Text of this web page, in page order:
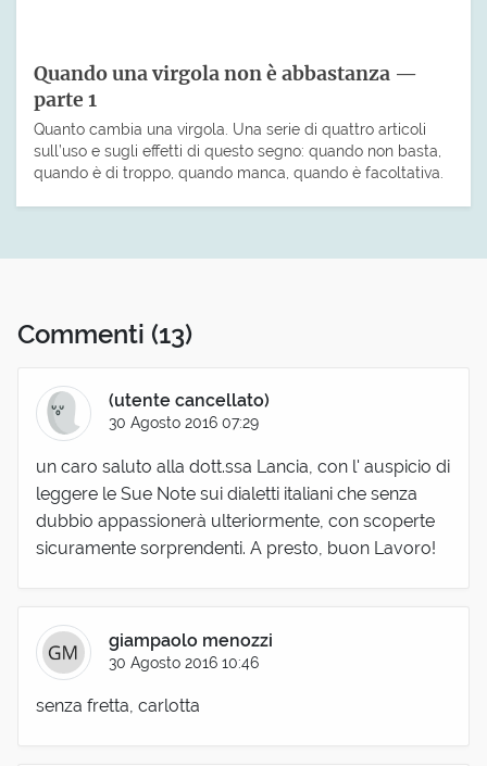
Quando una virgola non è abbastanza —
parte 1
Quanto cambia una virgola. Una serie di quattro articoli
sull’uso e sugli effetti di questo segno: quando non basta,
quando è di troppo, quando manca, quando è facoltativa.
Commenti (13)
(utente cancellato)
30 Agosto 2016 07:29
un caro saluto alla dott.ssa Lancia, con l' auspicio di
leggere le Sue Note sui dialetti italiani che senza
dubbio appassionerà ulteriormente, con scoperte
sicuramente sorprendenti. A presto, buon Lavoro!
giampaolo menozzi
30 Agosto 2016 10:46
senza fretta, carlotta